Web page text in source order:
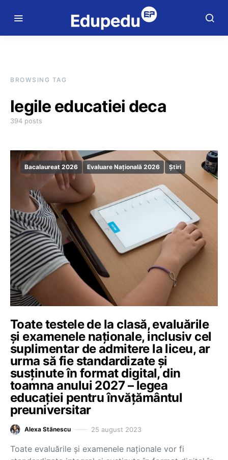
BROWSING TAG
legile educatiei deca
394 posts
Bacalaureat 2026 Evaluare Națională 2026 Știri
Toate testele de la clasă, evaluările
și examenele naționale, inclusiv cel
suplimentar de admitere la liceu, ar
urma să fie standardizate și
susținute în format digital, din
toamna anului 2027 – legea
educației pentru învățământul
preuniversitar
Alexa Stănescu 25 august 2023
Toate evaluările și examenele naționale vor fi